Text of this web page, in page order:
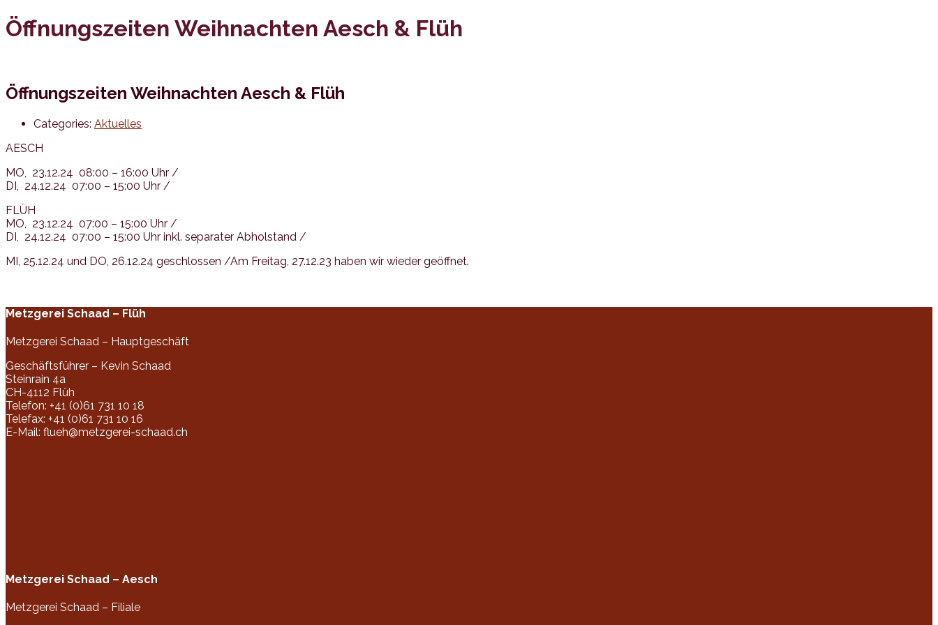
Öffnungszeiten Weihnachten Aesch & Flüh
Öffnungszeiten Weihnachten Aesch & Flüh
Categories: Aktuelles
AESCH
MO, 23.12.24 08:00 – 16:00 Uhr /
DI, 24.12.24 07:00 – 15:00 Uhr /
FLÜH
MO, 23.12.24 07:00 – 15:00 Uhr /
DI, 24.12.24 07:00 – 15:00 Uhr inkl. separater Abholstand /
MI, 25.12.24 und DO, 26.12.24 geschlossen /Am Freitag, 27.12.23 haben wir wieder geöffnet.
Metzgerei Schaad – Flüh
Metzgerei Schaad – Hauptgeschäft
Geschäftsführer – Kevin Schaad
Steinrain 4a
CH-4112 Flüh
Telefon: +41 (0)61 731 10 18
Telefax: +41 (0)61 731 10 16
E-Mail: flueh@metzgerei-schaad.ch
Metzgerei Schaad – Aesch
Metzgerei Schaad – Filiale